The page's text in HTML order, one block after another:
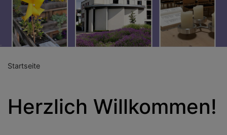
Startseite
Herzlich Willkommen!